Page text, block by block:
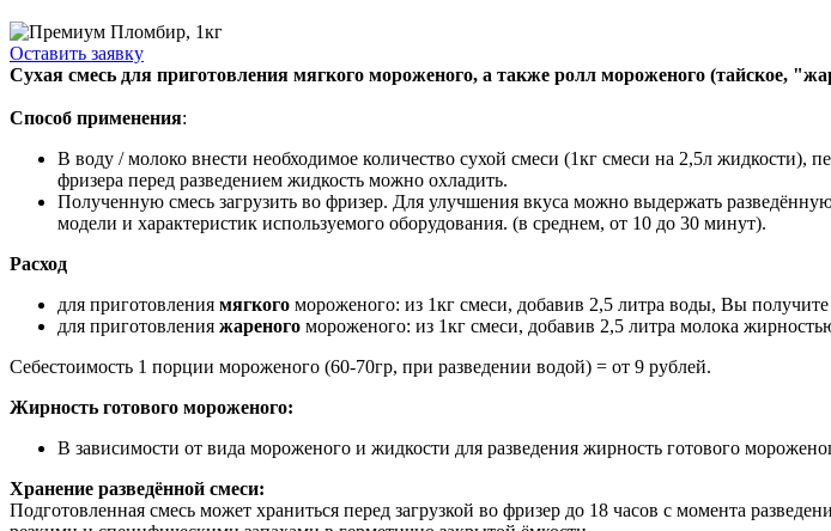
Оставить заявку
Сухая смесь для приготовления мягкого мороженого, а также ролл мороженого (тайское,
Способ применения:
В воду / молоко внести необходимое количество сухой смеси (1кг смеси на 2,5л
фризера перед разведением жидкость можно охладить.
Полученную смесь загрузить во фризер. Для улучшения вкуса можно выдержать
модели и характеристик используемого оборудования. (в среднем, от 10 до 30 минут).
Расход
для приготовления мягкого мороженого: из 1кг смеси, добавив 2,5 литра воды, Вы
для приготовления жареного мороженого: из 1кг смеси, добавив 2,5 литра молока
Себестоимость 1 порции мороженого (60-70гр, при разведении водой) = от 9 рублей.
Жирность готового мороженого:
В зависимости от вида мороженого и жидкости для разведения жирность готового
Хранение разведённой смеси:
Подготовленная смесь может храниться перед загрузкой во фризер до 18 часов с момента